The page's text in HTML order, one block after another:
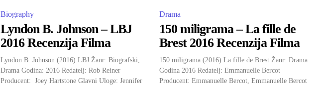
Biography
Lyndon B. Johnson – LBJ
2016 Recenzija Filma
Lyndon B. Johnson (2016) LBJ Žanr: Biografski,
Drama Godina: 2016 Redatelj: Rob Reiner
Producent: Joey Hartstone Glavni Uloge: Jennifer
Drama
150 miligrama – La fille de
Brest 2016 Recenzija Filma
150 miligrama (2016) La fille de Brest Žanr: Drama
Godina 2016 Redatelj: Emmanuelle Bercot
Producent: Emmanuelle Bercot, Emmanuelle Bercot